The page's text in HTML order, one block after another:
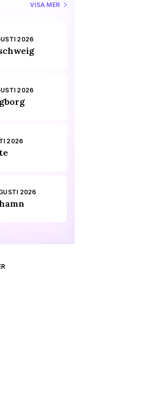
VISA MER
2026
2026
2026
2026